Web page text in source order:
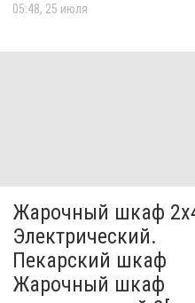
05:48, 25 июля
Жарочный шкаф
Электрический.
Пекарский шкаф
Жарочный шкаф